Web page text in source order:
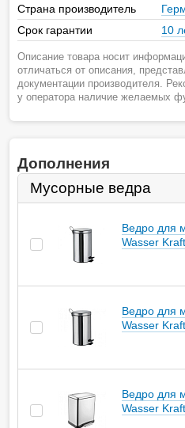
Страна производитель
Срок гарантии
10
Описание товара носит
отличаться от описания,
документации производителя.
у оператора наличие желаемых
Дополнения
Мусорные ведра
Ведро для
Wasser
Ведро для
Wasser
Ведро для
Wasser